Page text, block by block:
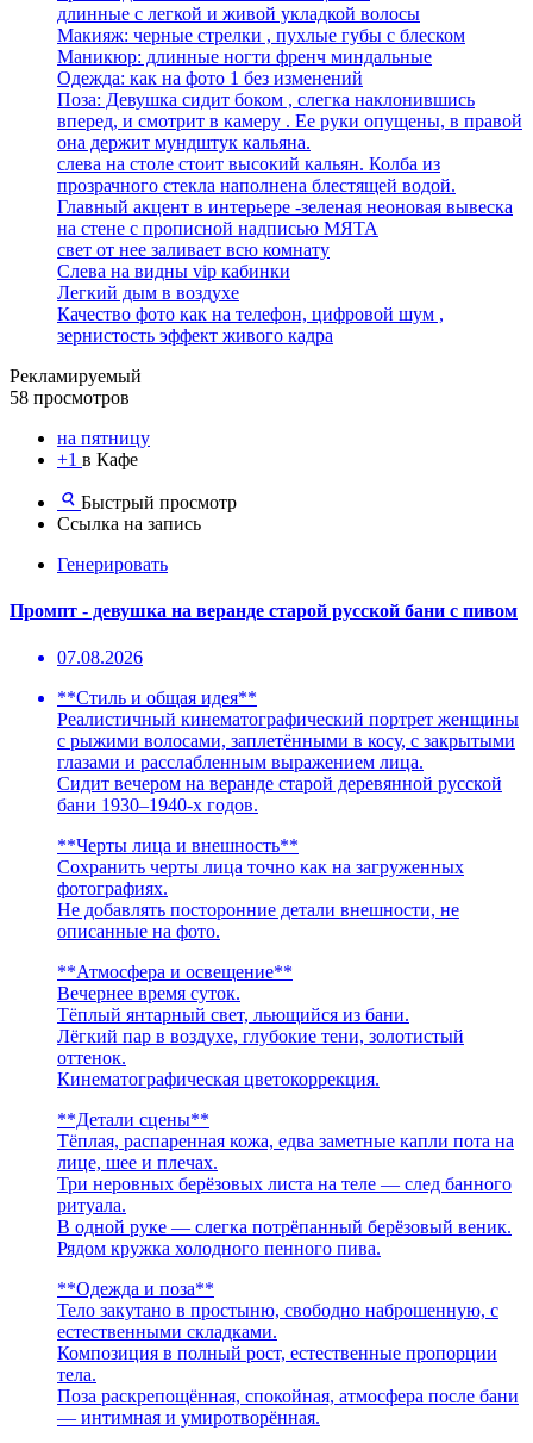
длинные с легкой и живой укладкой волосы
Макияж: черные стрелки , пухлые губы с блеском
Маникюр: длинные ногти френч миндальные
Одежда: как на фото 1 без изменений
Поза: Девушка сидит боком , слегка наклонившись
вперед, и смотрит в камеру . Ее руки опущены, в правой
она держит мундштук кальяна.
слева на столе стоит высокий кальян. Колба из
прозрачного стекла наполнена блестящей водой.
Главный акцент в интерьере -зеленая неоновая вывеска
на стене с прописной надписью МЯТА
свет от нее заливает всю комнату
Слева на видны vip кабинки
Легкий дым в воздухе
Качество фото как на телефон, цифровой шум ,
зернистость эффект живого кадра
Рекламируемый
58 просмотров
на пятницу
+1 в Кафе
Быстрый просмотр
Ссылка на запись
Генерировать
Промпт - девушка на веранде старой русской бани с пивом
07.08.2026
**Стиль и общая идея**
Реалистичный кинематографический портрет женщины
с рыжими волосами, заплетёнными в косу, с закрытыми
глазами и расслабленным выражением лица.
Сидит вечером на веранде старой деревянной русской
бани 1930–1940-х годов.
**Черты лица и внешность**
Сохранить черты лица точно как на загруженных
фотографиях.
Не добавлять посторонние детали внешности, не
описанные на фото.
**Атмосфера и освещение**
Вечернее время суток.
Тёплый янтарный свет, льющийся из бани.
Лёгкий пар в воздухе, глубокие тени, золотистый
оттенок.
Кинематографическая цветокоррекция.
**Детали сцены**
Тёплая, распаренная кожа, едва заметные капли пота на
лице, шее и плечах.
Три неровных берёзовых листа на теле — след банного
ритуала.
В одной руке — слегка потрёпанный берёзовый веник.
Рядом кружка холодного пенного пива.
**Одежда и поза**
Тело закутано в простыню, свободно наброшенную, с
естественными складками.
Композиция в полный рост, естественные пропорции
тела.
Поза раскрепощённая, спокойная, атмосфера после бани
— интимная и умиротворённая.